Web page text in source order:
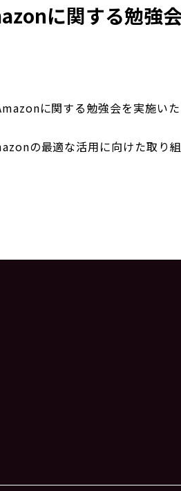
に関する勉強
に関する勉強会を実施いた
の最適な活用に向けた取り組